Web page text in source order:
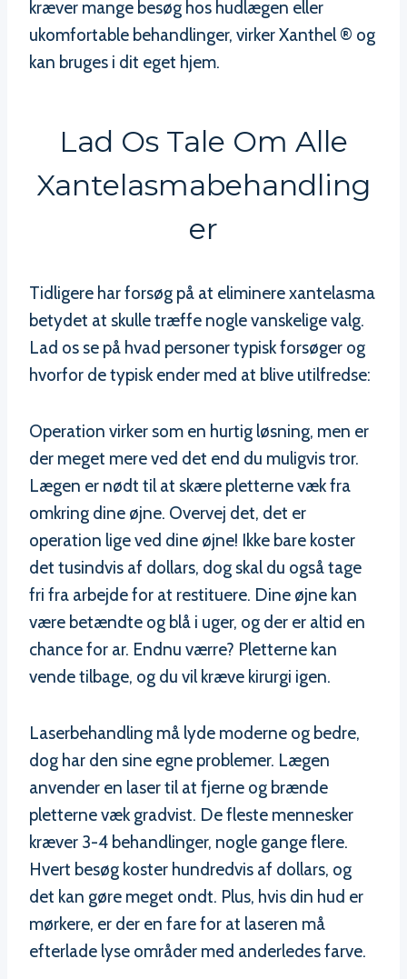
kræver mange besøg hos hudlægen eller
ukomfortable behandlinger, virker Xanthel ® og
kan bruges i dit eget hjem.
Lad Os Tale Om Alle
Xantelasmabehandling
Er
Tidligere har forsøg på at eliminere xantelasma
betydet at skulle træffe nogle vanskelige valg.
Lad os se på hvad personer typisk forsøger og
hvorfor de typisk ender med at blive utilfredse:
Operation virker som en hurtig løsning, men er
der meget mere ved det end du muligvis tror.
Lægen er nødt til at skære pletterne væk fra
omkring dine øjne. Overvej det, det er
operation lige ved dine øjne! Ikke bare koster
det tusindvis af dollars, dog skal du også tage
fri fra arbejde for at restituere. Dine øjne kan
være betændte og blå i uger, og der er altid en
chance for ar. Endnu værre? Pletterne kan
vende tilbage, og du vil kræve kirurgi igen.
Laserbehandling må lyde moderne og bedre,
dog har den sine egne problemer. Lægen
anvender en laser til at fjerne og brænde
pletterne væk gradvist. De fleste mennesker
kræver 3-4 behandlinger, nogle gange flere.
Hvert besøg koster hundredvis af dollars, og
det kan gøre meget ondt. Plus, hvis din hud er
mørkere, er der en fare for at laseren må
efterlade lyse områder med anderledes farve.